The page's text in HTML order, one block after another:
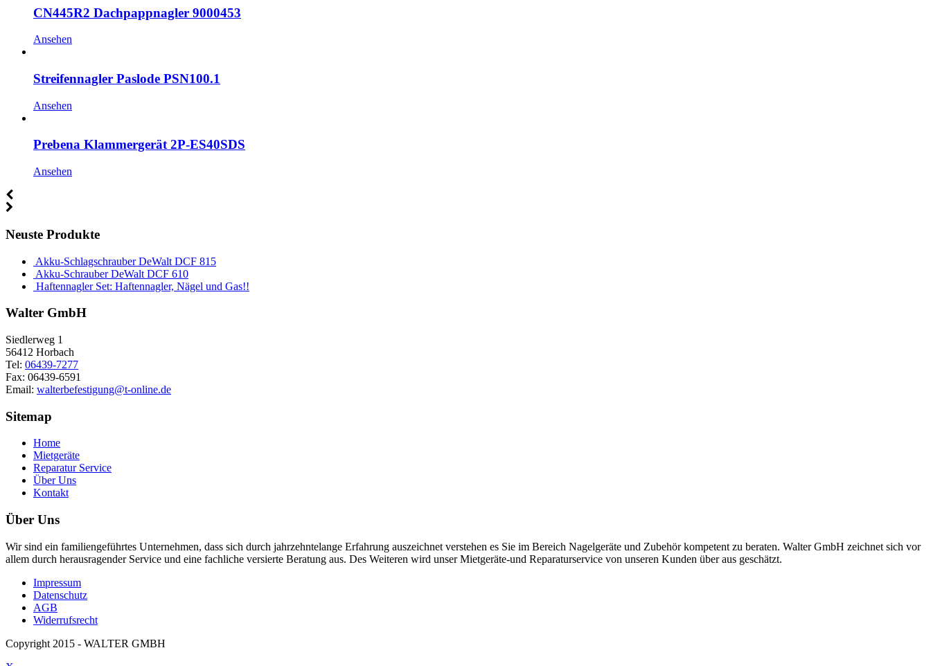
CN445R2 Dachpappnagler 9000453
Ansehen
Streifennagler Paslode PSN100.1
Ansehen
Prebena Klammergerät 2P-ES40SDS
Ansehen
Neuste Produkte
Akku-Schlagschrauber DeWalt DCF 815
Akku-Schrauber DeWalt DCF 610
Haftennagler Set: Haftennagler, Nägel und Gas!!
Walter GmbH
Siedlerweg 1
56412 Horbach
Tel: 06439-7277
Fax: 06439-6591
Email: walterbefestigung@t-online.de
Sitemap
Home
Mietgeräte
Reparatur Service
Über Uns
Kontakt
Über Uns
Wir sind ein familiengeführtes Unternehmen, dass sich durch jahrzehntelange Erfahrung auszeichnet verstehen es Sie im Bereich Nagelgeräte und Zubehör kompetent zu beraten. Walter GmbH zeichnet sich vor
allem durch herausragender Service und eine fachliche versierte Beratung aus. Des Weiteren wird unser Mietgeräte-und Reparaturservice von unseren Kunden über aus geschätzt.
Impressum
Datenschutz
AGB
Widerrufsrecht
Copyright 2015 - WALTER GMBH